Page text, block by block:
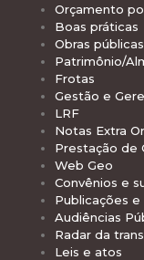
Orçamento
Boas práticas
Obras públicas
Patrimônio/
Frotas
Gestão e
LRF
Notas Extra
Prestação de
Web Geo
Convênios e
Publicações
Audiências
Radar da
Leis e atos